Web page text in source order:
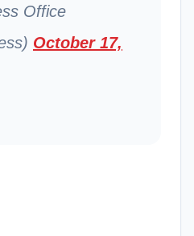
Office
October 17,